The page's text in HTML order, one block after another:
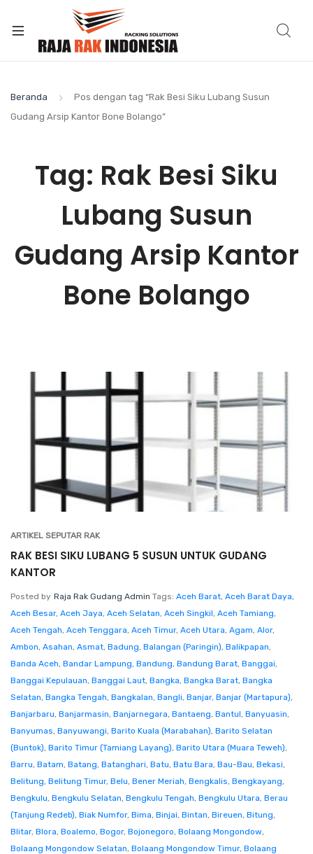
Beranda
Pos dengan tag “Rak Besi Siku Lubang Susun
Gudang Arsip Kantor Bone Bolango”
Tag: Rak Besi Siku
Lubang Susun
Gudang Arsip Kantor
Bone Bolango
ARTIKEL SEPUTAR RAK
RAK BESI SIKU LUBANG 5 SUSUN UNTUK GUDANG
KANTOR
Posted by Raja Rak Gudang Admin Tags: Aceh Barat, Aceh Barat Daya,
Aceh Besar, Aceh Jaya, Aceh Selatan, Aceh Singkil, Aceh Tamiang,
Aceh Tengah, Aceh Tenggara, Aceh Timur, Aceh Utara, Agam, Alor,
Ambon, Asahan, Asmat, Badung, Balangan (Paringin), Balikpapan,
Banda Aceh, Bandar Lampung, Bandung, Bandung Barat, Banggai,
Banggai Kepulauan, Banggai Laut, Bangka, Bangka Barat, Bangka
Selatan, Bangka Tengah, Bangkalan, Bangli, Banjar, Banjar (Martapura),
Banjarbaru, Banjarmasin, Banjarnegara, Bantaeng, Bantul, Banyuasin,
Banyumas, Banyuwangi, Barito Kuala (Marabahan), Barito Selatan
(Buntok), Barito Timur (Tamiang Layang), Barito Utara (Muara Teweh),
Barru, Batam, Batang, Batanghari, Batu, Batu Bara, Bau-Bau, Bekasi,
Belitung, Belitung Timur, Belu, Bener Meriah, Bengkalis, Bengkayang,
Bengkulu, Bengkulu Selatan, Bengkulu Tengah, Bengkulu Utara, Berau
(Tanjung Redeb), Biak Numfor, Bima, Binjai, Bintan, Bireuen, Bitung,
Blitar, Blora, Boalemo, Bogor, Bojonegoro, Bolaang Mongondow,
Bolaang Mongondow Selatan, Bolaang Mongondow Timur, Bolaang